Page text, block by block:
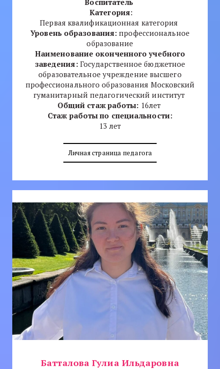
Воспитатель
Категория:
Первая квалификационная категория
Уровень образования: профессиональное
образование
Наименование оконченного учебного
заведения:Государственное бюджетное
образовательное учреждение высшего
профессионального образования Московский
гуманитарный педагогический институт
Общий стаж работы: 16лет
Стаж работы по специальности:
13 лет
Личная страница педагога
Батталова Гулиа Ильдаровна